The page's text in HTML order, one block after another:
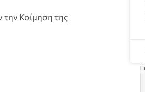
την Κοίμηση της